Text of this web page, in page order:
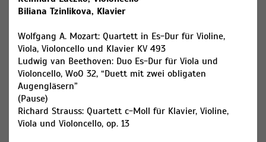
Biliana Tzinlikova, Klavier
Wolfgang A. Mozart: Quartett in Es-Dur für Violine,
Viola, Violoncello und Klavier KV 493
Ludwig van Beethoven: Duo Es-Dur für Viola und
Violoncello, WoO 32, “Duett mit zwei obligaten
Augengläsern”
(Pause)
Richard Strauss: Quartett c-Moll für Klavier, Violine,
Viola und Violoncello, op. 13